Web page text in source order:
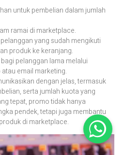
untuk pembelian dalam jumlah
ramai di marketplace.
yang sudah mengikuti
produk ke keranjang.
pelanggan lama melalui
email marketing.
dengan jelas, termasuk
serta jumlah kuota yang
tepat, promo tidak hanya
pendek, tetapi juga membantu
di marketplace.